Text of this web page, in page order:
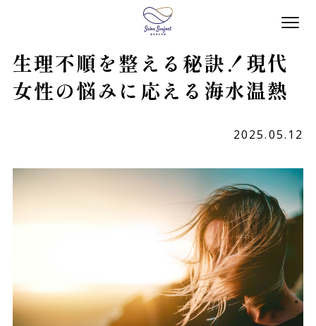
生理不順を整える秘訣！現代
女性の悩みに応える海水温熱
2025.05.12